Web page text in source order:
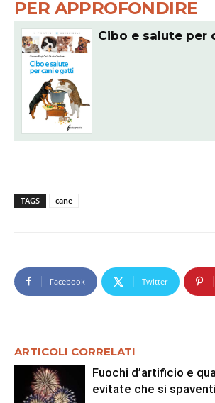
PER APPROFONDIRE
Cibo e salute per
TAGS cane
Facebook Twitter
ARTICOLI CORRELATI
Fuochi d’artificio e
evitate che si